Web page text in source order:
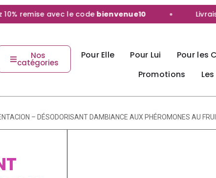
remise avec le code bienvenue10
Nos
catégories
Pour Elle Pour Lui Pour les
Promotions
– DÉSODORISANT DAMBIANCE AUX PHÉROMONES AU